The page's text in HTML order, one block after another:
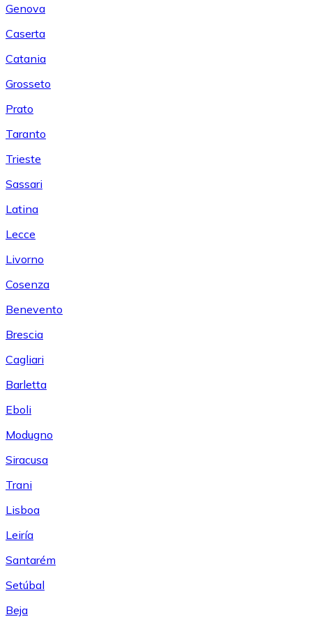
Genova
Caserta
Catania
Grosseto
Prato
Taranto
Trieste
Sassari
Latina
Lecce
Livorno
Cosenza
Benevento
Brescia
Cagliari
Barletta
Eboli
Modugno
Siracusa
Trani
Lisboa
Leiría
Santarém
Setúbal
Beja